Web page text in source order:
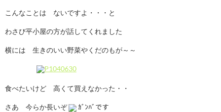
こんなことは ないですよ・・・と
わさび平小屋の方が話してくれました
横には 生きのいい野菜やくだのもが～～
食べたいけど 高くて買えなかった・・
さあ 今らか長いぞ ｶﾞﾝﾊﾞです